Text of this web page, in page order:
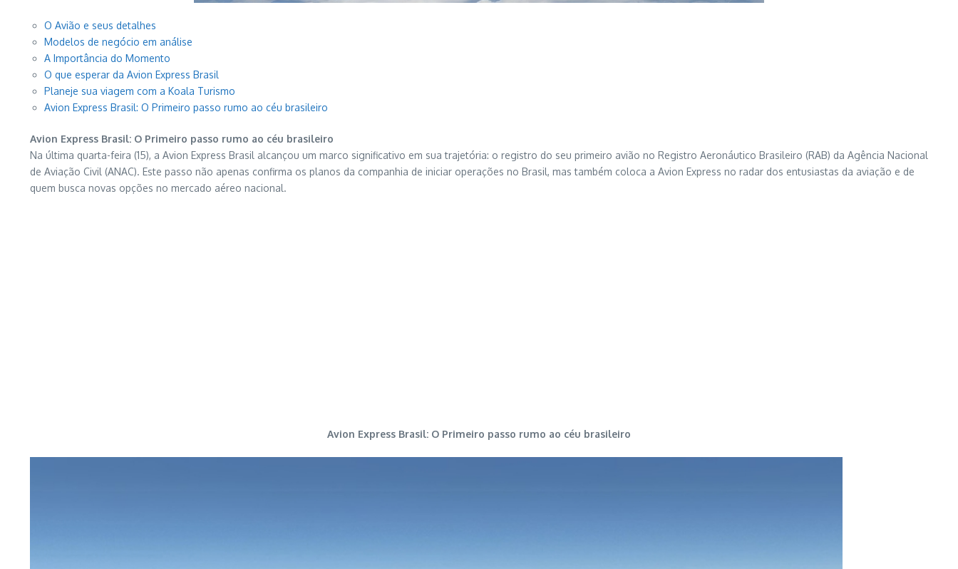
O Avião e seus detalhes
Modelos de negócio em análise
A Importância do Momento
O que esperar da Avion Express Brasil
Planeje sua viagem com a Koala Turismo
Avion Express Brasil: O Primeiro passo rumo ao céu brasileiro
Avion Express Brasil: O Primeiro passo rumo ao céu brasileiro
Na última quarta-feira (15), a Avion Express Brasil alcançou um marco significativo em sua trajetória: o registro do seu primeiro avião no Registro Aeronáutico Brasileiro (RAB) da Agência Nacional
de Aviação Civil (ANAC). Este passo não apenas confirma os planos da companhia de iniciar operações no Brasil, mas também coloca a Avion Express no radar dos entusiastas da aviação e de
quem busca novas opções no mercado aéreo nacional.
Avion Express Brasil: O Primeiro passo rumo ao céu brasileiro